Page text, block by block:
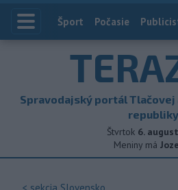
Index
Šport Počasie
Spravodajský portál
republiky
Štvrtok 6.
Meniny má